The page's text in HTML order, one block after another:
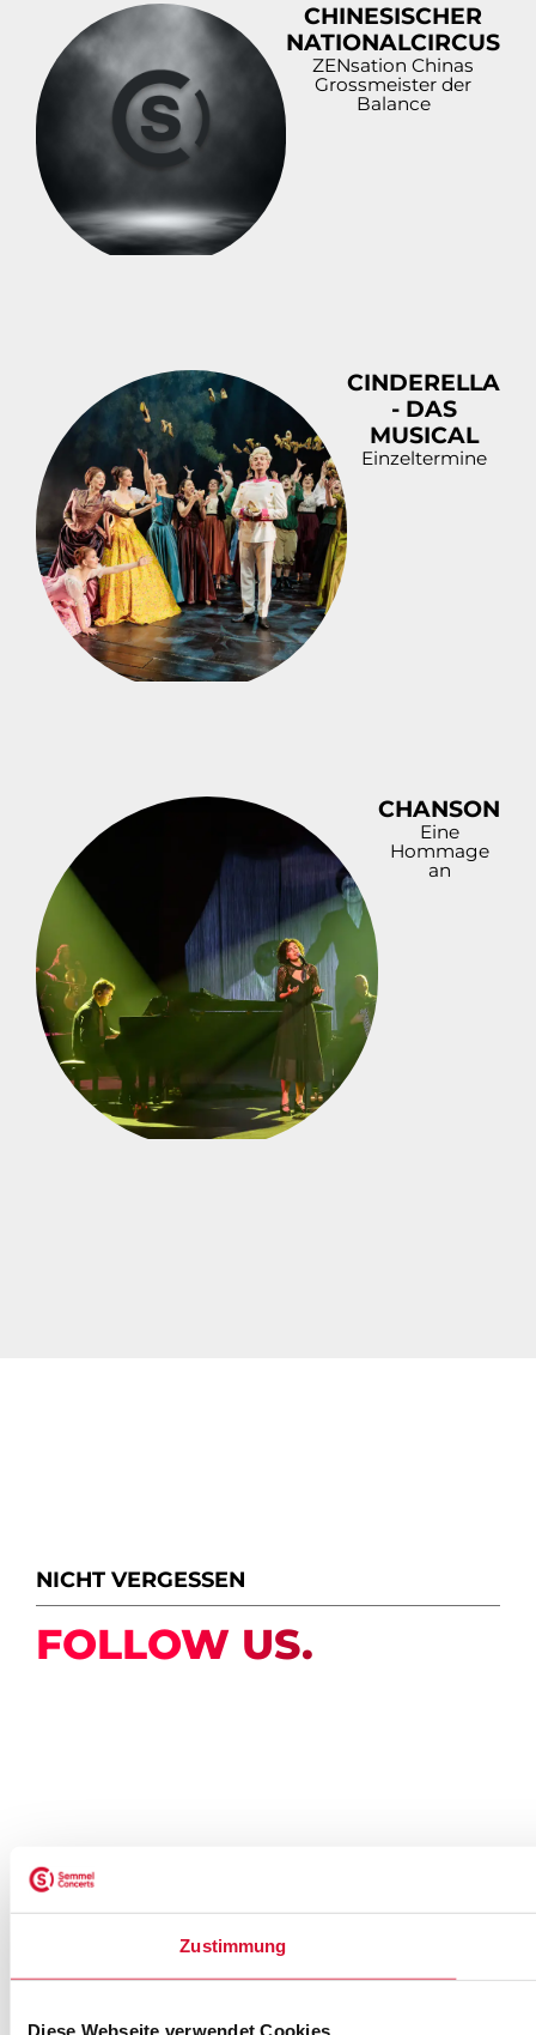
Zustimmung
Diese Webseite verwendet Cookies
CHINESISCHER
NATIONALCIRCUS
ZENsation Chinas
Grossmeister der
Balance
CINDERELLA
- DAS
MUSICAL
Einzeltermine
CHANSON
Eine
Hommage
an
NICHT VERGESSEN
FOLLOW US.
NEWSLETTER ABONNIEREN
ZUR ANMELDUNG